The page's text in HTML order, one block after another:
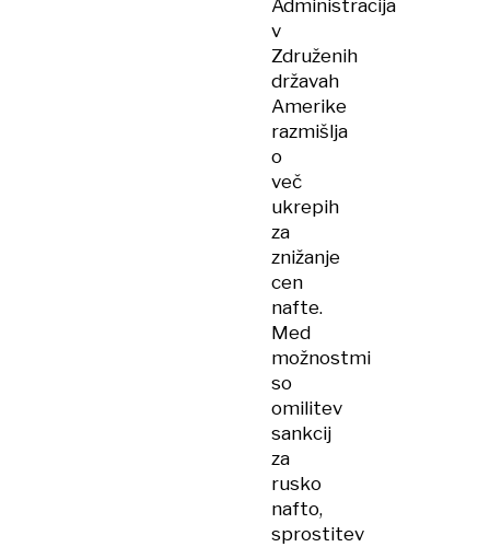
Administracija
v
Združenih
državah
Amerike
razmišlja
o
več
ukrepih
za
znižanje
cen
nafte.
Med
možnostmi
so
omilitev
sankcij
za
rusko
nafto,
sprostitev